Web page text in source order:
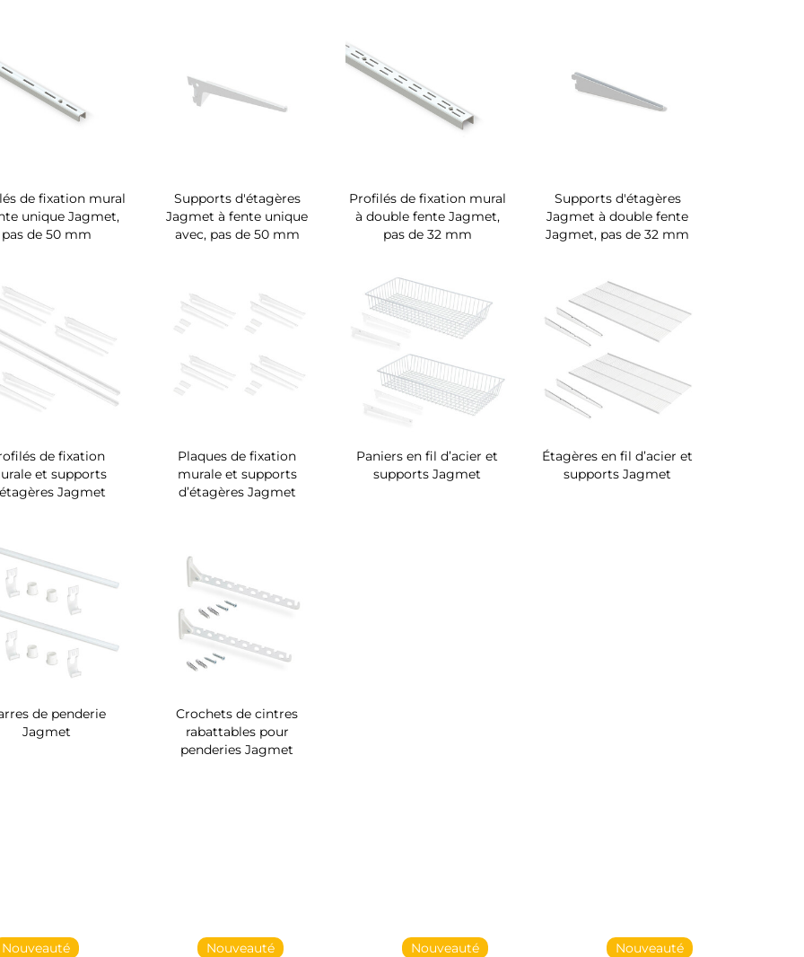
de fixation mural
unique Jagmet,
pas de 50 mm
Supports d'étagères
Jagmet à fente unique
avec, pas de 50 mm
Profilés de fixation mural
à double fente Jagmet,
pas de 32 mm
Supports d'étagères
Jagmet à double fente
Jagmet, pas de 32 mm
de fixation
et supports
Jagmet
Plaques de fixation
murale et supports
d’étagères Jagmet
Paniers en fil d’acier et
supports Jagmet
Étagères en fil d’acier et
supports Jagmet
de penderie
Jagmet
Crochets de cintres
rabattables pour
penderies Jagmet
Nouveauté Nouveauté Nouveauté Nouveauté